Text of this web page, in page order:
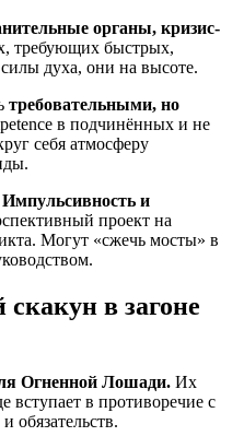
органы, кризис-
требующих быстрых,
духа, они на высоте.
требовательными, но
в подчинённых и не
себя атмосферу
Импульсивность и
проект на
Могут «сжечь мосты» в
в загоне
Огненной Лошади. Их
вступает в противоречие с
обязательств.